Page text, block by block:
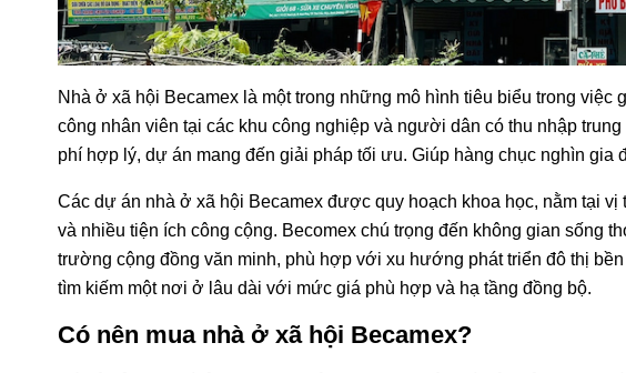
Nhà ở xã hội Becamex là một trong những mô hình tiêu biểu trong
công nhân viên tại các khu công nghiệp và người dân có thu nhập
phí hợp lý, dự án mang đến giải pháp tối ưu. Giúp hàng chục nghìn
Các dự án nhà ở xã hội Becamex được quy hoạch khoa học, nằm tại
và nhiều tiện ích công cộng. Becomex chú trọng đến không gian sống
trường cộng đồng văn minh, phù hợp với xu hướng phát triển đô thị
tìm kiếm một nơi ở lâu dài với mức giá phù hợp và hạ tầng đồng bộ.
Có nên mua nhà ở xã hội Becamex?